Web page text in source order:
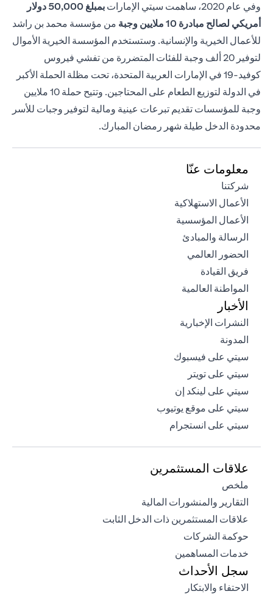
وفي عام 2020، ساهمت سيتي الإمارات
بمبلغ 50,000
دولار
أمريكي لصالح مبادرة 10 ملايين وجبة
من مؤسسة محمد بن راشد
للأعمال الخيرية والإنسانية. وستستخدم المؤسسة الخيرية الأموال
لتوفير 20 ألف وجبة للفئات المتضررة من تفشي فيروس
كوفيد-19 في الإمارات العربية المتحدة، تحت مظلة الحملة الأكبر
في الدولة لتوزيع الطعام على المحتاجين. وتتيح حملة 10 ملايين
وجبة للمؤسسات تقديم تبرعات عينية ومالية لتوفير وجبات للأسر
محدودة الدخل طيلة شهر رمضان المبارك.
معلومات عنّا
شركتنا
الأعمال الاستهلاكية
الأعمال المؤسسية
الرسالة والمبادئ
الحضور العالمي
فريق القيادة
المواطنة العالمية
الأخبار
النشرات الإخبارية
المدونة
سيتي على فيسبوك
سيتي على تويتر
سيتي على لينكد إن
سيتي على موقع يوتيوب
سيتي على انستجرام
علاقات المستثمرين
ملخص
التقارير والمنشورات المالية
علاقات المستثمرين ذات الدخل الثابت
حوكمة الشركات
خدمات المساهمين
سجل الأحداث
الاحتفاء والابتكار